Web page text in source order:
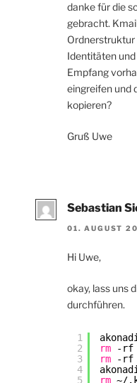
danke für die
gebracht.
Ordnerstruktur
Identitäten
Empfang
eingreifen und
kopieren?
Gruß Uwe
Sebastian
01. AUGUST
Hi Uwe,
okay, lass uns
durchführen.
1
2
3
4
5
rm
-rf
rm
-rf
rm ~/